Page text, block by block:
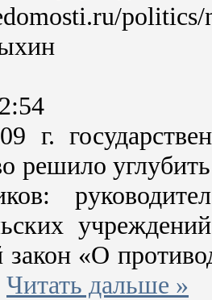
politics/
г.
решило
«О
Читать дальше »